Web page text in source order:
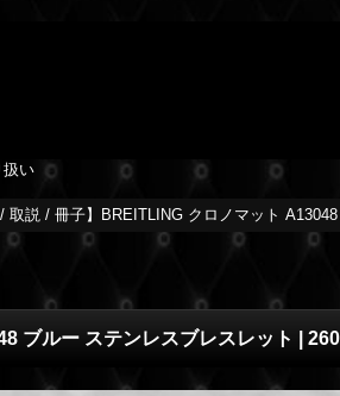
扱い
/ 取説 / 冊子】BREITLING クロノマット
ブルー ステンレスブレスレット |